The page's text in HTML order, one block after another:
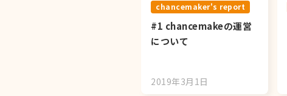
chancemaker's report
#1 chancemakeの運営
について
2019年3月1日